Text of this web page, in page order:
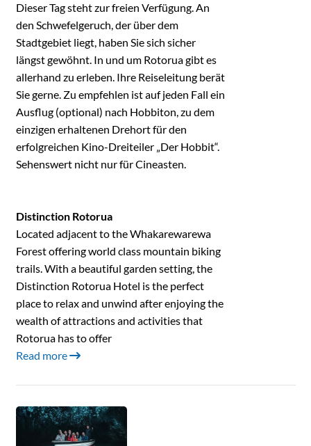
Dieser Tag steht zur freien Verfügung. An
den Schwefelgeruch, der über dem
Stadtgebiet liegt, haben Sie sich sicher
längst gewöhnt. In und um Rotorua gibt es
allerhand zu erleben. Ihre Reiseleitung berät
Sie gerne. Zu empfehlen ist auf jeden Fall ein
Ausflug (optional) nach Hobbiton, zu dem
einzigen erhaltenen Drehort für den
erfolgreichen Kino-Dreiteiler „Der Hobbit“.
Sehenswert nicht nur für Cineasten.
Distinction Rotorua
Located adjacent to the Whakarewarewa
Forest offering world class mountain biking
trails. With a beautiful garden setting, the
Distinction Rotorua Hotel is the perfect
place to relax and unwind after enjoying the
wealth of attractions and activities that
Rotorua has to offer
Read more